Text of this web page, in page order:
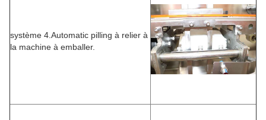
système 4.Automatic pilling à relier à
la machine à emballer.